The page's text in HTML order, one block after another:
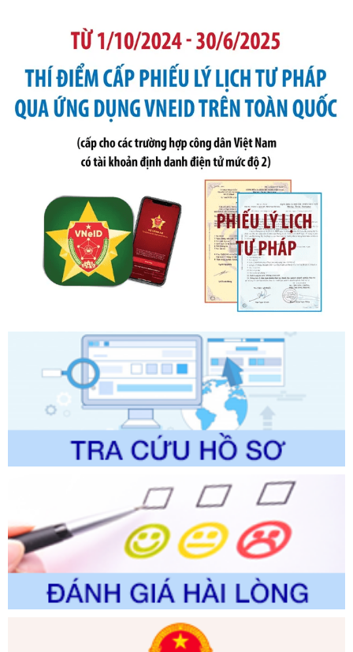
Tên: Thông tư số 105/2026/TT-BTC của Bộ Tài chính: Bãi
bỏ Thông tư số 87/2019/TT- BТC ngày 19 tháng 12 năm
2019 của Bộ trưởng Bộ Tài chính hướng dẫn thực hiện xử
phạt vi phạm hành chính trong lĩnh vực kho bạc nhà nước
Ngày ban hành: 21/07/2026
Số kí hiệu:291/2026/NĐ-CP
Tên: Nghị định số 291/2026/NĐ-CP của Chính phủ: Sửa
đổi, bổ sung một số điều của Nghị định số 125/2020/NĐ-СР
ngày 19 tháng 10 năm 2020 của Chính phủ quy định xử
phạt vi phạm hành chính về thuế, hóa đơn được sửa đổi, bổ
sung bởi Nghị định số 102/2021/NĐ-CP
Ngày ban hành: 20/07/2026
Số kí hiệu:2303/QĐ-UBND
Tên: Quyết định công bố Danh mục thủ tục hành chính mới
ban hành, được sửa đổi, bổ sung, bị bãi bỏ và phê duyệt
Quy trình nội bộ, quy trình điện tử giải quyết thủ tục hành
chính trong một số lĩnh vực thuộc phạm vi chức năng quản
Ngày ban hành: 01/06/2026
Số kí hiệu:2304/QĐ-UBND
Tên: Quyết định công bố Danh mục thủ tục hành chính
được sửa đổi, bổ sung và phê duyệt Quy trình nội bộ, quy
trình điện tử giải quyết thủ tục hành chính trong lĩnh vực Du
lịch thuộc phạm vi chức năng quản lý của Sở Văn hóa, Thể
thao và Du lịch
Ngày ban hành: 01/06/2026
2310/QĐ-UBND
Tên: Về việc công bố Danh mục thủ tục hành chính sửa
đổi, bổ sung và phê duyệt Quy trình nội bộ, quy trình điện tử
trong giải quyết thủtục hành chính lĩnh vực biến đổi khí hậu
thuộc phạm vi giải quyết của Sở Nông nghiệp và Môi
trường
Ngày ban hành: 01/06/2026
Số kí hiệu:2300/QĐ-UBND
Tên: V/v công bố danh mục thủ tục hành chính được sửa
đổi, bổ sung và phê duyệt quy trình nội bộ, quy trình điện tử